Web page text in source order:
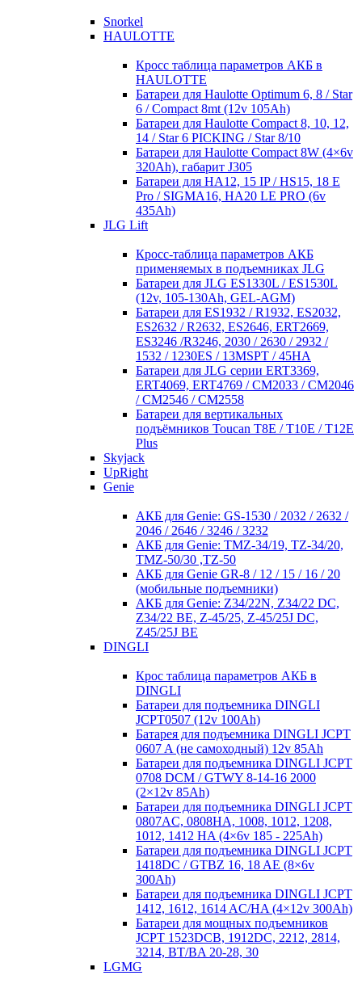
Snorkel
HAULOTTE
Кросc таблица параметров АКБ в
HAULOTTE
Батареи для Haulotte Optimum 6, 8 / Star
6 / Compact 8mt (12v 105Ah)
Батареи для Haulotte Compact 8, 10, 12,
14 / Star 6 PICKING / Star 8/10
Батареи для Haulotte Compact 8W (4×6v
320Ah), габарит J305
Батареи для HA12, 15 IP / HS15, 18 E
Pro / SIGMA16, HA20 LE PRO (6v
435Ah)
JLG Lift
Кросc-таблица параметров АКБ
применяемых в подъемниках JLG
Батареи для JLG ES1330L / ES1530L
(12v, 105-130Ah, GEL-AGM)
Батареи для ES1932 / R1932, ES2032,
ES2632 / R2632, ES2646, ERT2669,
ES3246 /R3246, 2030 / 2630 / 2932 /
1532 / 1230ES / 13MSPT / 45HA
Батареи для JLG серии ERT3369,
ERT4069, ERT4769 / CM2033 / CM2046
/ CM2546 / CM2558
Батареи для вертикальных
подъёмников Toucan T8E / T10E / T12E
Plus
Skyjack
UpRight
Genie
АКБ для Genie: GS-1530 / 2032 / 2632 /
2046 / 2646 / 3246 / 3232
АКБ для Genie: TMZ-34/19, TZ-34/20,
TMZ-50/30 ,TZ-50
АКБ для Genie GR-8 / 12 / 15 / 16 / 20
(мобильные подъемники)
АКБ для Genie: Z34/22N, Z34/22 DC,
Z34/22 BE, Z-45/25, Z-45/25J DC,
Z45/25J BE
DINGLI
Крос таблица параметров АКБ в
DINGLI
Батареи для подъемника DINGLI
JCPT0507 (12v 100Ah)
Батарея для подъемника DINGLI JCPT
0607 A (не самоходный) 12v 85Ah
Батареи для подъемника DINGLI JCPT
0708 DCM / GTWY 8-14-16 2000
(2×12v 85Ah)
Батареи для подъемника DINGLI JCPT
0807AC, 0808HA, 1008, 1012, 1208,
1012, 1412 HA (4×6v 185 - 225Ah)
Батареи для подъемника DINGLI JCPT
1418DC / GTBZ 16, 18 AE (8×6v
300Ah)
Батареи для подъемника DINGLI JCPT
1412, 1612, 1614 AC/HA (4×12v 300Ah)
Батареи для мощных подъемников
JCPT 1523DCB, 1912DC, 2212, 2814,
3214, BT/BA 20-28, 30
LGMG